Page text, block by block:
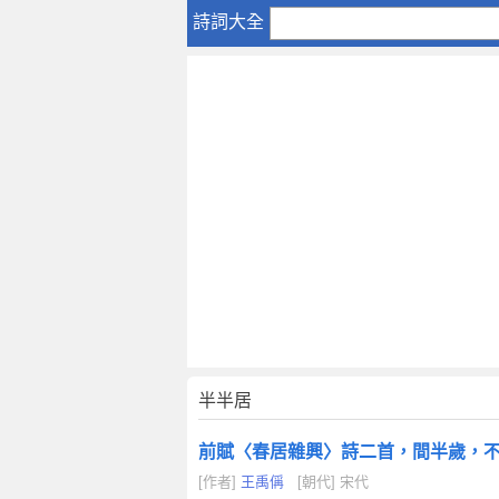
詩詞大全
半
半半居
前賦〈春居雜興〉詩二首，間半歲，
[作者] 王禹偁 [朝代] 宋代